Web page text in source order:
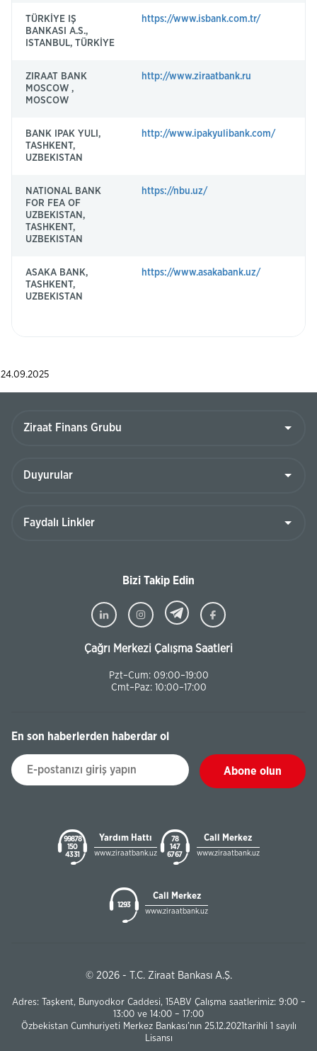
TÜRKİYE IŞ
BANKASI A.S.,
ISTANBUL, TÜRKİYE
https://www.isbank.com.tr/
ZIRAAT BANK
MOSCOW ,
MOSCOW
http://www.ziraatbank.ru
BANK IPAK YULI,
TASHKENT,
UZBEKISTAN
http://www.ipakyulibank.com/
NATIONAL BANK
FOR FEA OF
UZBEKISTAN,
TASHKENT,
UZBEKISTAN
https://nbu.uz/
ASAKA BANK,
TASHKENT,
UZBEKISTAN
https://www.asakabank.uz/
24.09.2025
Bizi Takip Edin
Çağrı Merkezi Çalışma Saatleri
Pzt–Cum: 09:00–19:00
Cmt–Paz: 10:00–17:00
En son haberlerden haberdar ol
Abone olun
99878
150
43 31
Yardım Hattı
www.ziraatbank.uz
78
147
67 67
Call Merkez
www.ziraatbank.uz
1293
Call Merkez
www.ziraatbank.uz
© 2026 - T.C. Ziraat Bankası A.Ş.
Adres: Taşkent, Bunyodkor Caddesi, 15ABV Çalışma saatlerimiz: 9:00 –
13:00 ve 14:00 – 17:00
Özbekistan Cumhuriyeti Merkez Bankası’nın 25.12.2021tarihli 1 sayılı
Lisansı